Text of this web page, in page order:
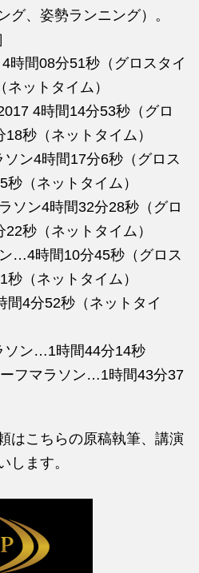
グ、姿勢ランニング）。
時間08分51秒（グロスタイ
ットタイム）
4時間14分53秒（グロ
秒（ネットタイム）
ン4時間17分6秒（グロス
（ネットタイム）
ソン4時間32分28秒（グロ
秒（ネットタイム）
…4時間10分45秒（グロス
（ネットタイム）
4分52秒（ネットタイ
ソン…1時間44分14秒
フマラソン…1時間43分37
はこちらの原稿執筆、講演
します。